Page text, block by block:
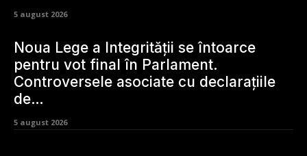
5 august 2026
Noua Lege a Integrității se întoarce
pentru vot final în Parlament.
Controversele asociate cu declarațiile
de…
5 august 2026